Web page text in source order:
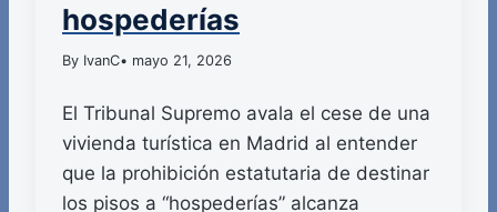
hospederías
By IvanC• mayo 21, 2026
El Tribunal Supremo avala el cese de una
vivienda turística en Madrid al entender
que la prohibición estatutaria de destinar
los pisos a “hospederías” alcanza